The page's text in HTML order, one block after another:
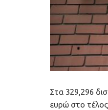
Στα 329,296
ευρώ στο